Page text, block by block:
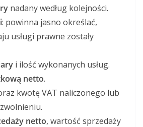
nadany według kolejności.
: powinna jasno określać,
usługi prawne zostały
i ilość wykonanych usług.
netto.
kwotę VAT naliczonego lub
netto, wartość sprzedaży